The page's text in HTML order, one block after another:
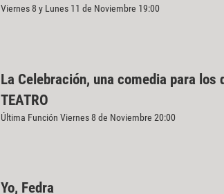
Viernes 8 y Lunes 11 de Noviembre 19:00
La Celebración, una comedia para los
TEATRO
Última Función Viernes 8 de Noviembre 20:00
Yo, Fedra